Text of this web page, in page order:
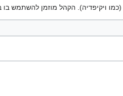
ויקיפדיה). הקהל מוזמן להשתמש בו